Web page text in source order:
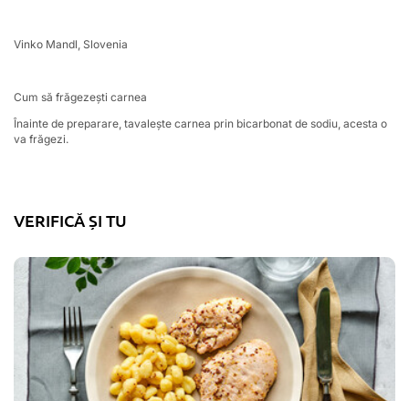
Vinko Mandl, Slovenia
Cum să frăgezești carnea
Înainte de preparare, tavalește carnea prin bicarbonat de sodiu, acesta o
va frăgezi.
VERIFICĂ ȘI TU